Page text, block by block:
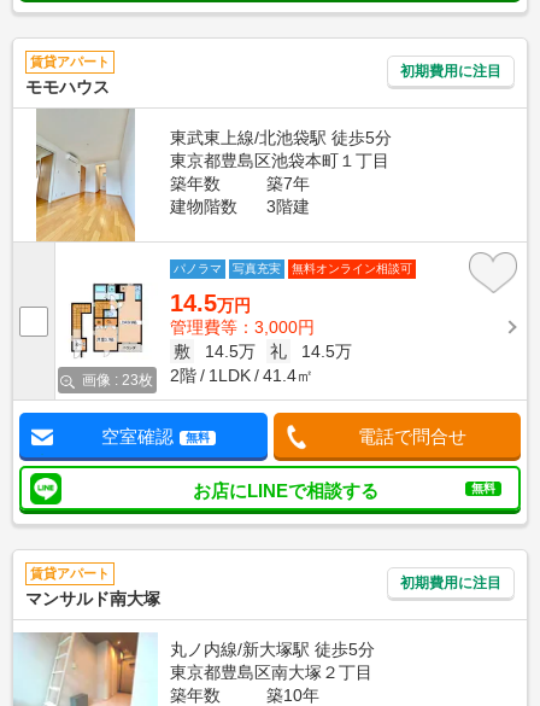
賃貸アパート
モモハウス
初期費用に注目
東武東上線/北池袋駅 徒歩5分
東京都豊島区池袋本町１丁目
築年数
築7年
建物階数
3階建
画像 : 23枚
パノラマ 写真充実 無料オンライン相談可
14.5万円
管理費等：3,000円
敷
14.5万 礼
14.5万
2階
1LDK 41.4㎡
空室確認 無料 電話で問合せ
お店にLINEで相談する 無料
賃貸アパート
マンサルド南大塚
初期費用に注目
丸ノ内線/新大塚駅 徒歩5分
東京都豊島区南大塚２丁目
築年数
築10年